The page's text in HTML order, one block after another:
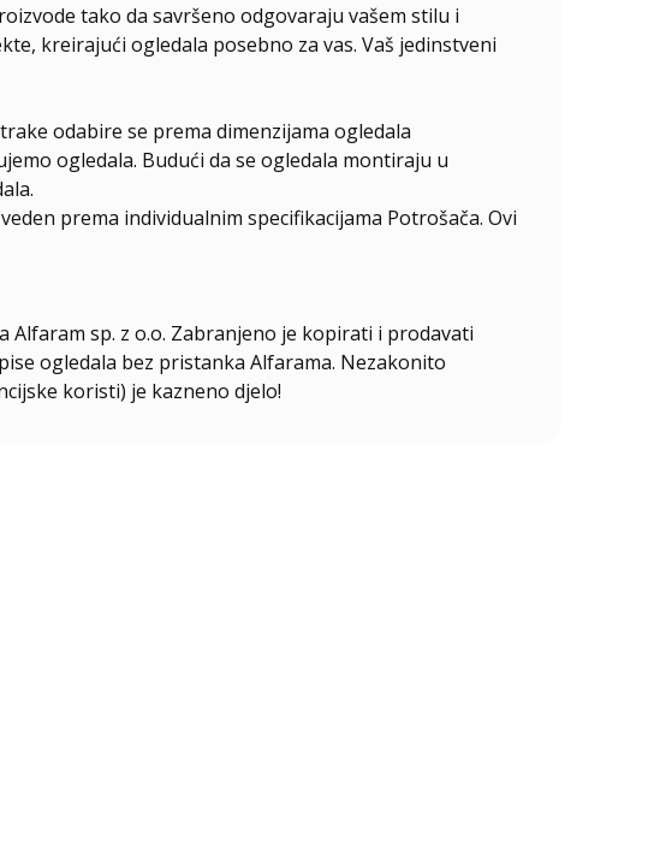
tako da savršeno odgovaraju vašem stilu i
kreirajući ogledala posebno za vas. Vaš jedinstveni
odabire se prema dimenzijama ogledala
ogledala. Budući da se ogledala montiraju u
prema individualnim specifikacijama Potrošača. Ovi
sp. z o.o. Zabranjeno je kopirati i prodavati
ogledala bez pristanka Alfarama. Nezakonito
koristi) je kazneno djelo!